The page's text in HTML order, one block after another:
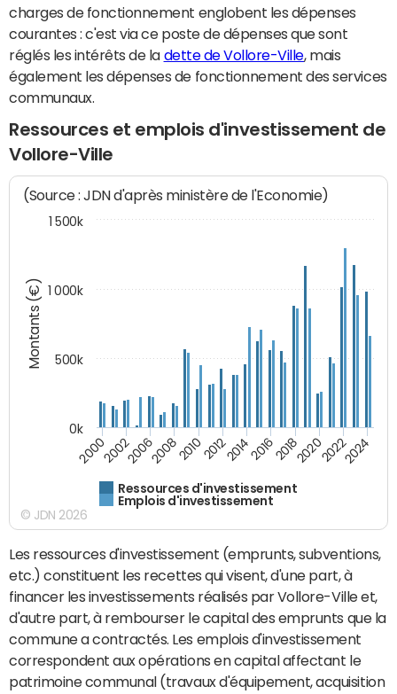
charges de fonctionnement englobent les dépenses
courantes : c'est via ce poste de dépenses que sont
réglés les intérêts de la dette de Vollore-Ville, mais
également les dépenses de fonctionnement des services
communaux.
Ressources et emplois d'investissement de
Vollore-Ville
Montants (€)
(Source : JDN d'après ministère de l'Economie)
Ressources d'investissement
Emplois d'investissement
200020022006200820102012201420162018202020222024
0k
500k
1 000k
1 500k
© JDN 2026
Les ressources d'investissement (emprunts, subventions,
etc.) constituent les recettes qui visent, d'une part, à
financer les investissements réalisés par Vollore-Ville et,
d'autre part, à rembourser le capital des emprunts que la
commune a contractés. Les emplois d'investissement
correspondent aux opérations en capital affectant le
patrimoine communal (travaux d'équipement, acquisition